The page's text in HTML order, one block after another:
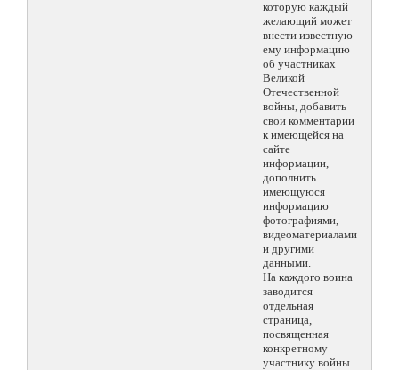
которую каждый
желающий может
внести известную
ему информацию
об участниках
Великой
Отечественной
войны, добавить
свои комментарии
к имеющейся на
сайте
информации,
дополнить
имеющуюся
информацию
фотографиями,
видеоматериалами
и другими
данными.
На каждого воина
заводится
отдельная
страница,
посвященная
конкретному
участнику войны.